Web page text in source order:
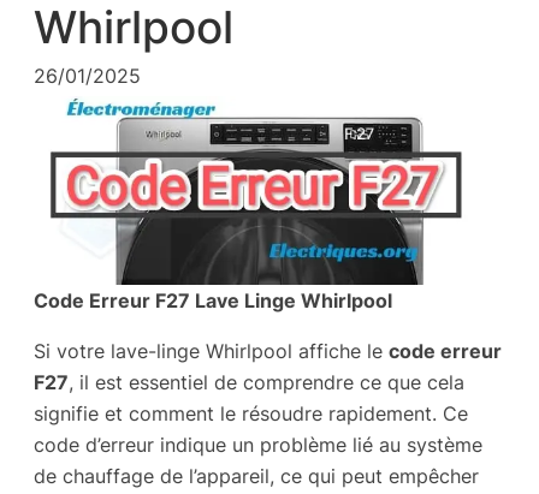
Whirlpool
26/01/2025
Code Erreur F27 Lave Linge Whirlpool
Si votre lave-linge Whirlpool affiche le code erreur
F27, il est essentiel de comprendre ce que cela
signifie et comment le résoudre rapidement. Ce
code d’erreur indique un problème lié au système
de chauffage de l’appareil, ce qui peut empêcher